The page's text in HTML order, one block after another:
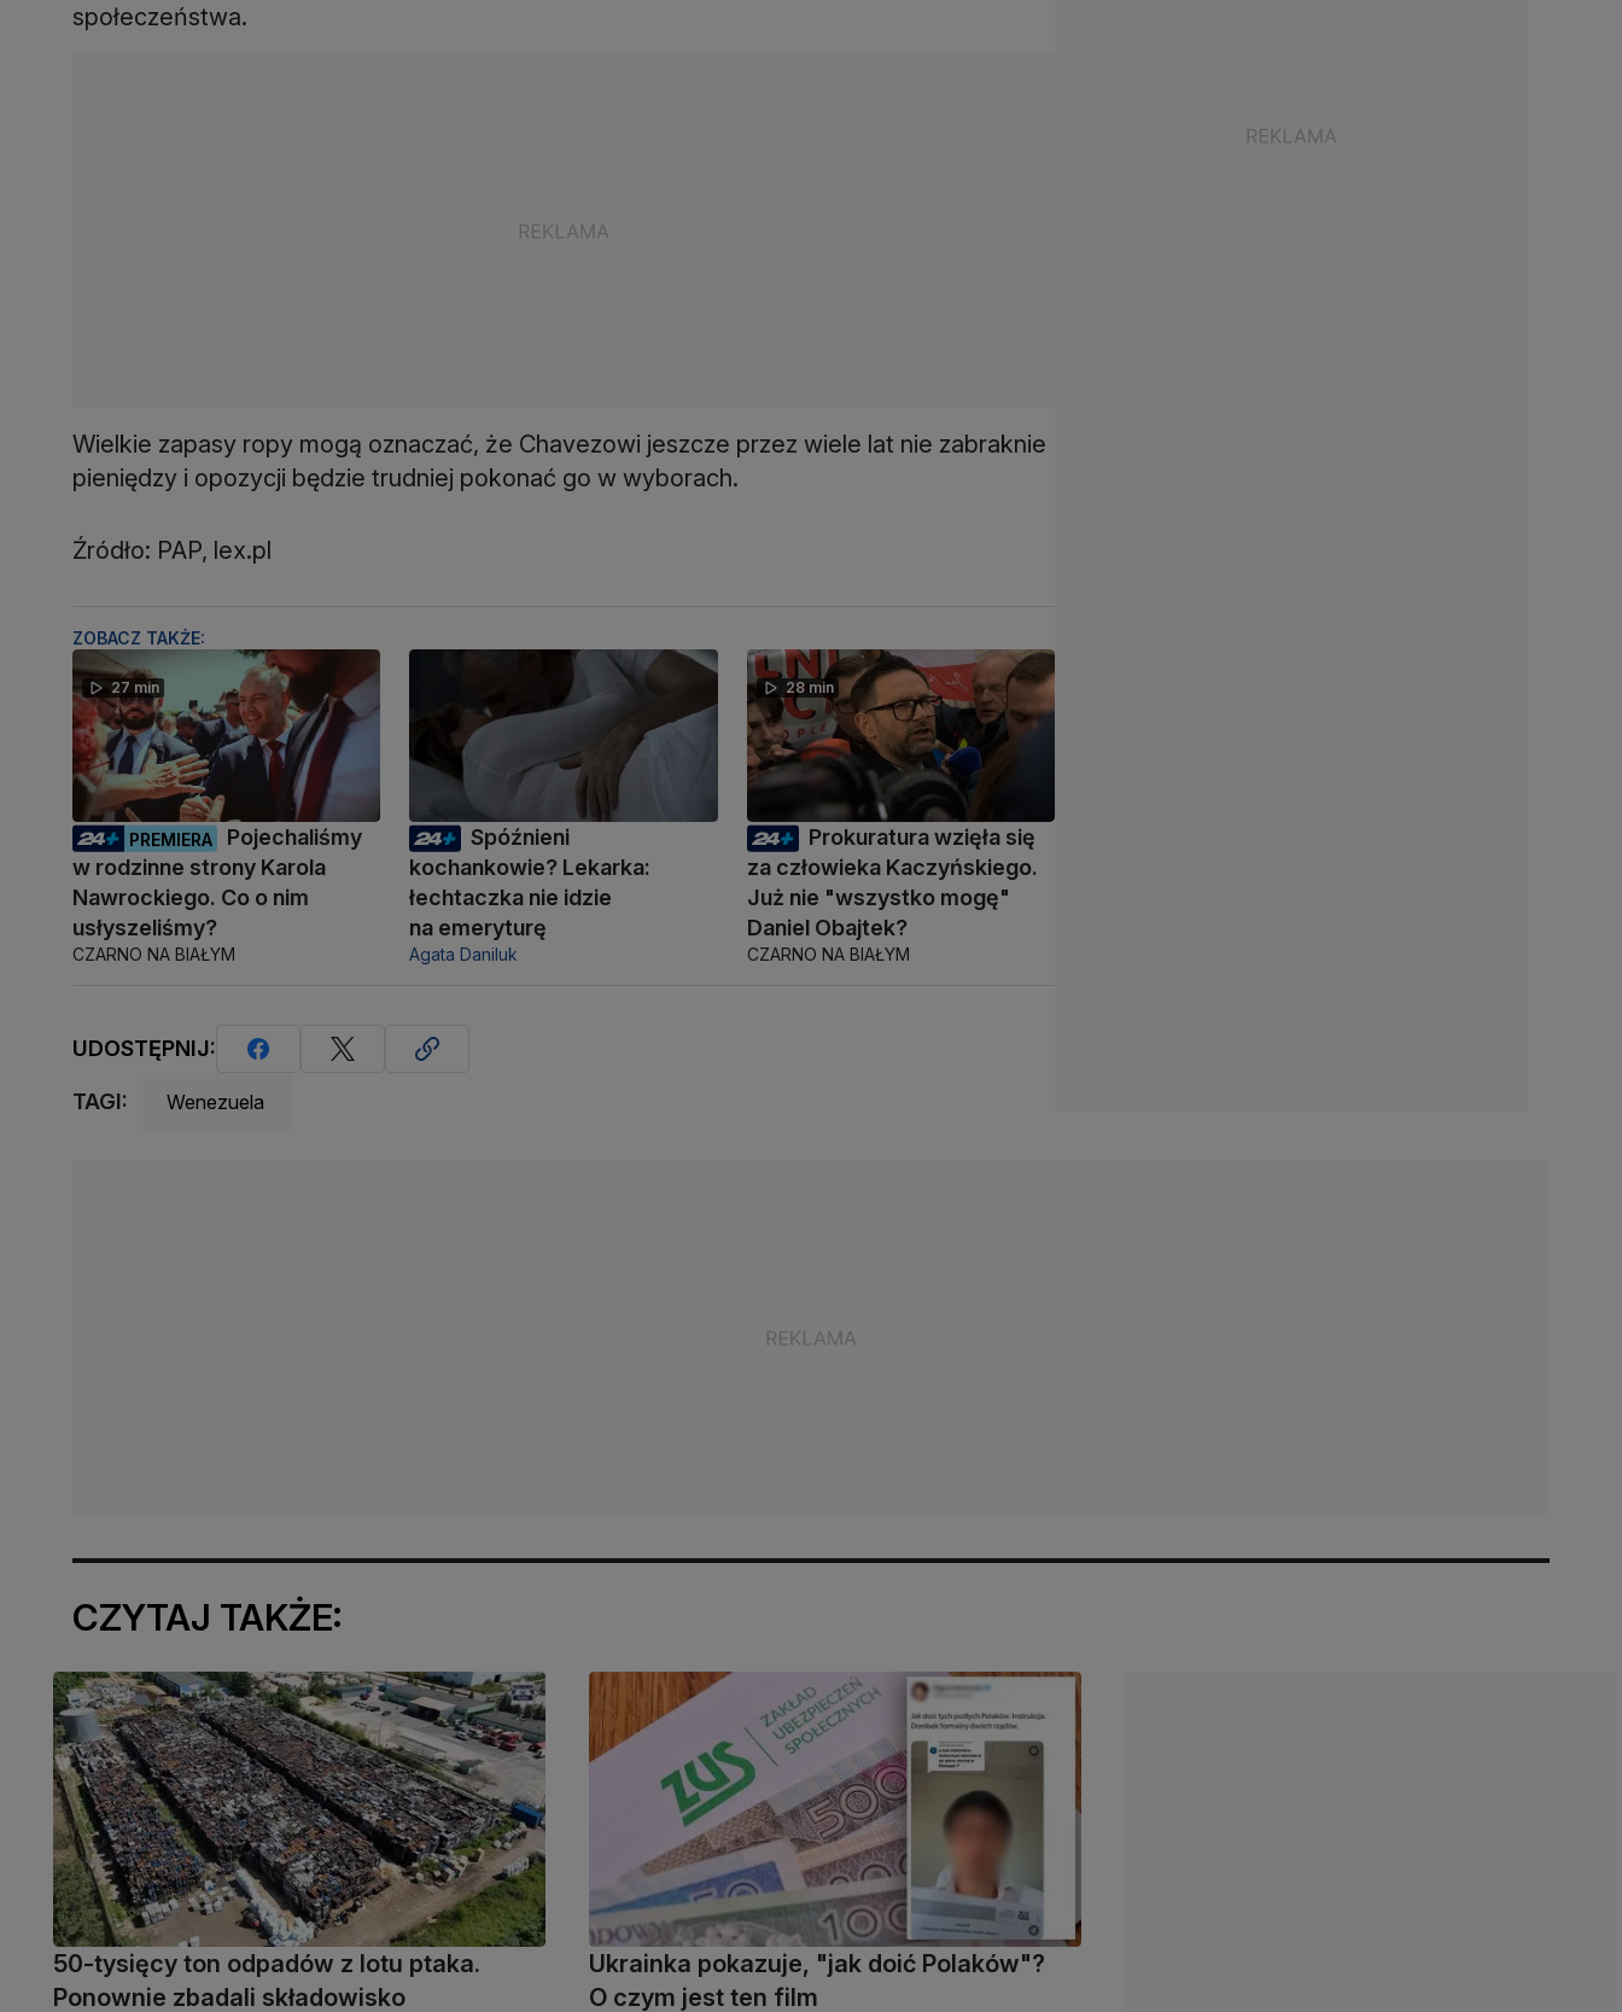
społeczeństwa.
Wielkie zapasy ropy mogą oznaczać, że Chavezowi jeszcze przez wiele lat nie zabraknie
pieniędzy i opozycji będzie trudniej pokonać go w wyborach.
Źródło: PAP, lex.pl
ZOBACZ TAKŻE:
27 min
PREMIERA
Pojechaliśmy
w rodzinne strony Karola
Nawrockiego. Co o nim
usłyszeliśmy?
CZARNO NA BIAŁYM
Spóźnieni
kochankowie? Lekarka:
łechtaczka nie idzie
na emeryturę
Agata Daniluk
28 min
Prokuratura wzięła się
za człowieka Kaczyńskiego.
Już nie "wszystko mogę"
Daniel Obajtek?
CZARNO NA BIAŁYM
UDOSTĘPNIJ:
TAGI: Wenezuela
CZYTAJ TAKŻE:
50-tysięcy ton odpadów z lotu ptaka.
Ponownie zbadali składowisko
Ukrainka pokazuje, "jak doić Polaków"?
O czym jest ten film